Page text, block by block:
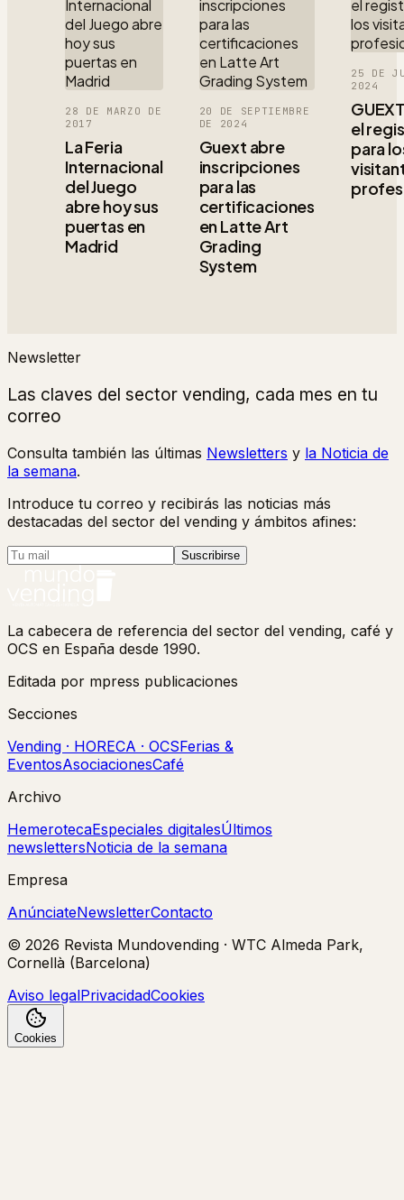
28 DE MARZO DE
2017
La Feria
Internacional
del Juego
abre hoy sus
puertas en
Madrid
20 DE SEPTIEMBRE
DE 2024
Guext abre
inscripciones
para las
certificaciones
en Latte Art
Grading
System
25 DE
2024
el
para
Newsletter
Las claves del sector vending, cada mes en tu
correo
Consulta también las últimas Newsletters y la Noticia de
la semana.
Introduce tu correo y recibirás las noticias más
destacadas del sector del vending y ámbitos afines:
Suscribirse
La cabecera de referencia del sector del vending, café y
OCS en España desde 1990.
Editada por mpress publicaciones
Secciones
Vending · HORECA · OCSFerias &
EventosAsociacionesCafé
Archivo
HemerotecaEspeciales digitalesÚltimos
newslettersNoticia de la semana
Empresa
AnúnciateNewsletterContacto
© 2026 Revista Mundovending · WTC Almeda Park,
Cornellà (Barcelona)
Aviso legalPrivacidadCookies
Cookies